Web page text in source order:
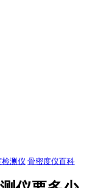
测仪 骨密度仪百科